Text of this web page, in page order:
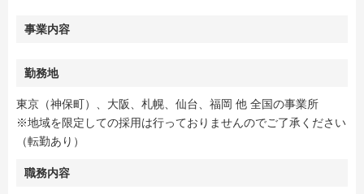
事業内容
勤務地
東京（神保町）、大阪、札幌、仙台、福岡 他 全国の事業所
※地域を限定しての採用は行っておりませんのでご了承ください
（転勤あり）
職務内容